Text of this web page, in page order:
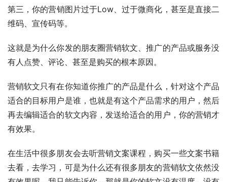
第三，你的营销图片过于Low、过于微商化，甚至是直接二
维码、宣传码等。
这就是为什么你发的朋友圈营销软文、推广的产品或服务没
有人点赞、评论、甚至是购买的根本原因。
营销软文只有在你知道你推广的产品是什么，针对这个产品
适合的目标用户是谁，也就是有这个产品需求的用户，然后
再去编辑适合的软文内容，发送给适合的用户，你的营销才
有效果。
在生活中很多朋友会去听营销文案课程，购买一些文案书籍
去看，去学习，可是为什么还有很多朋友的营销软文依然没